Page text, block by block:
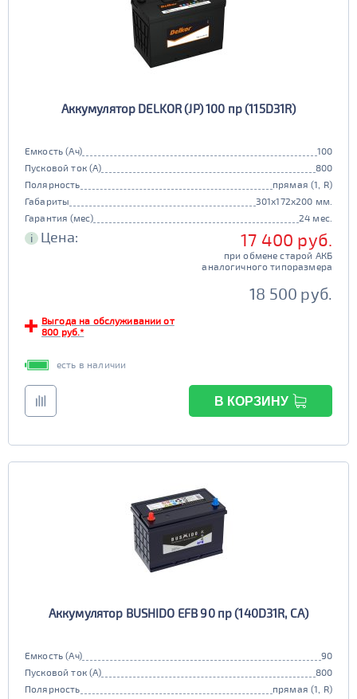
Аккумулятор DELKOR (JP) 100 пр (115D31R)
Емкость (Ач)
100
Пусковой ток (А)
800
Полярность
прямая (1, R)
Габариты
301x172x200 мм.
Гарантия (мес)
24 мес.
i Цена: 17 400 руб.
при обмене старой АКБ
аналогичного типоразмера
18 500 руб.
Выгода на обслуживании от
800 руб.*
есть в наличии
В КОРЗИНУ
Аккумулятор BUSHIDO EFB 90 пр (140D31R, CA)
Емкость (Ач)
90
Пусковой ток (А)
800
Полярность
прямая (1, R)